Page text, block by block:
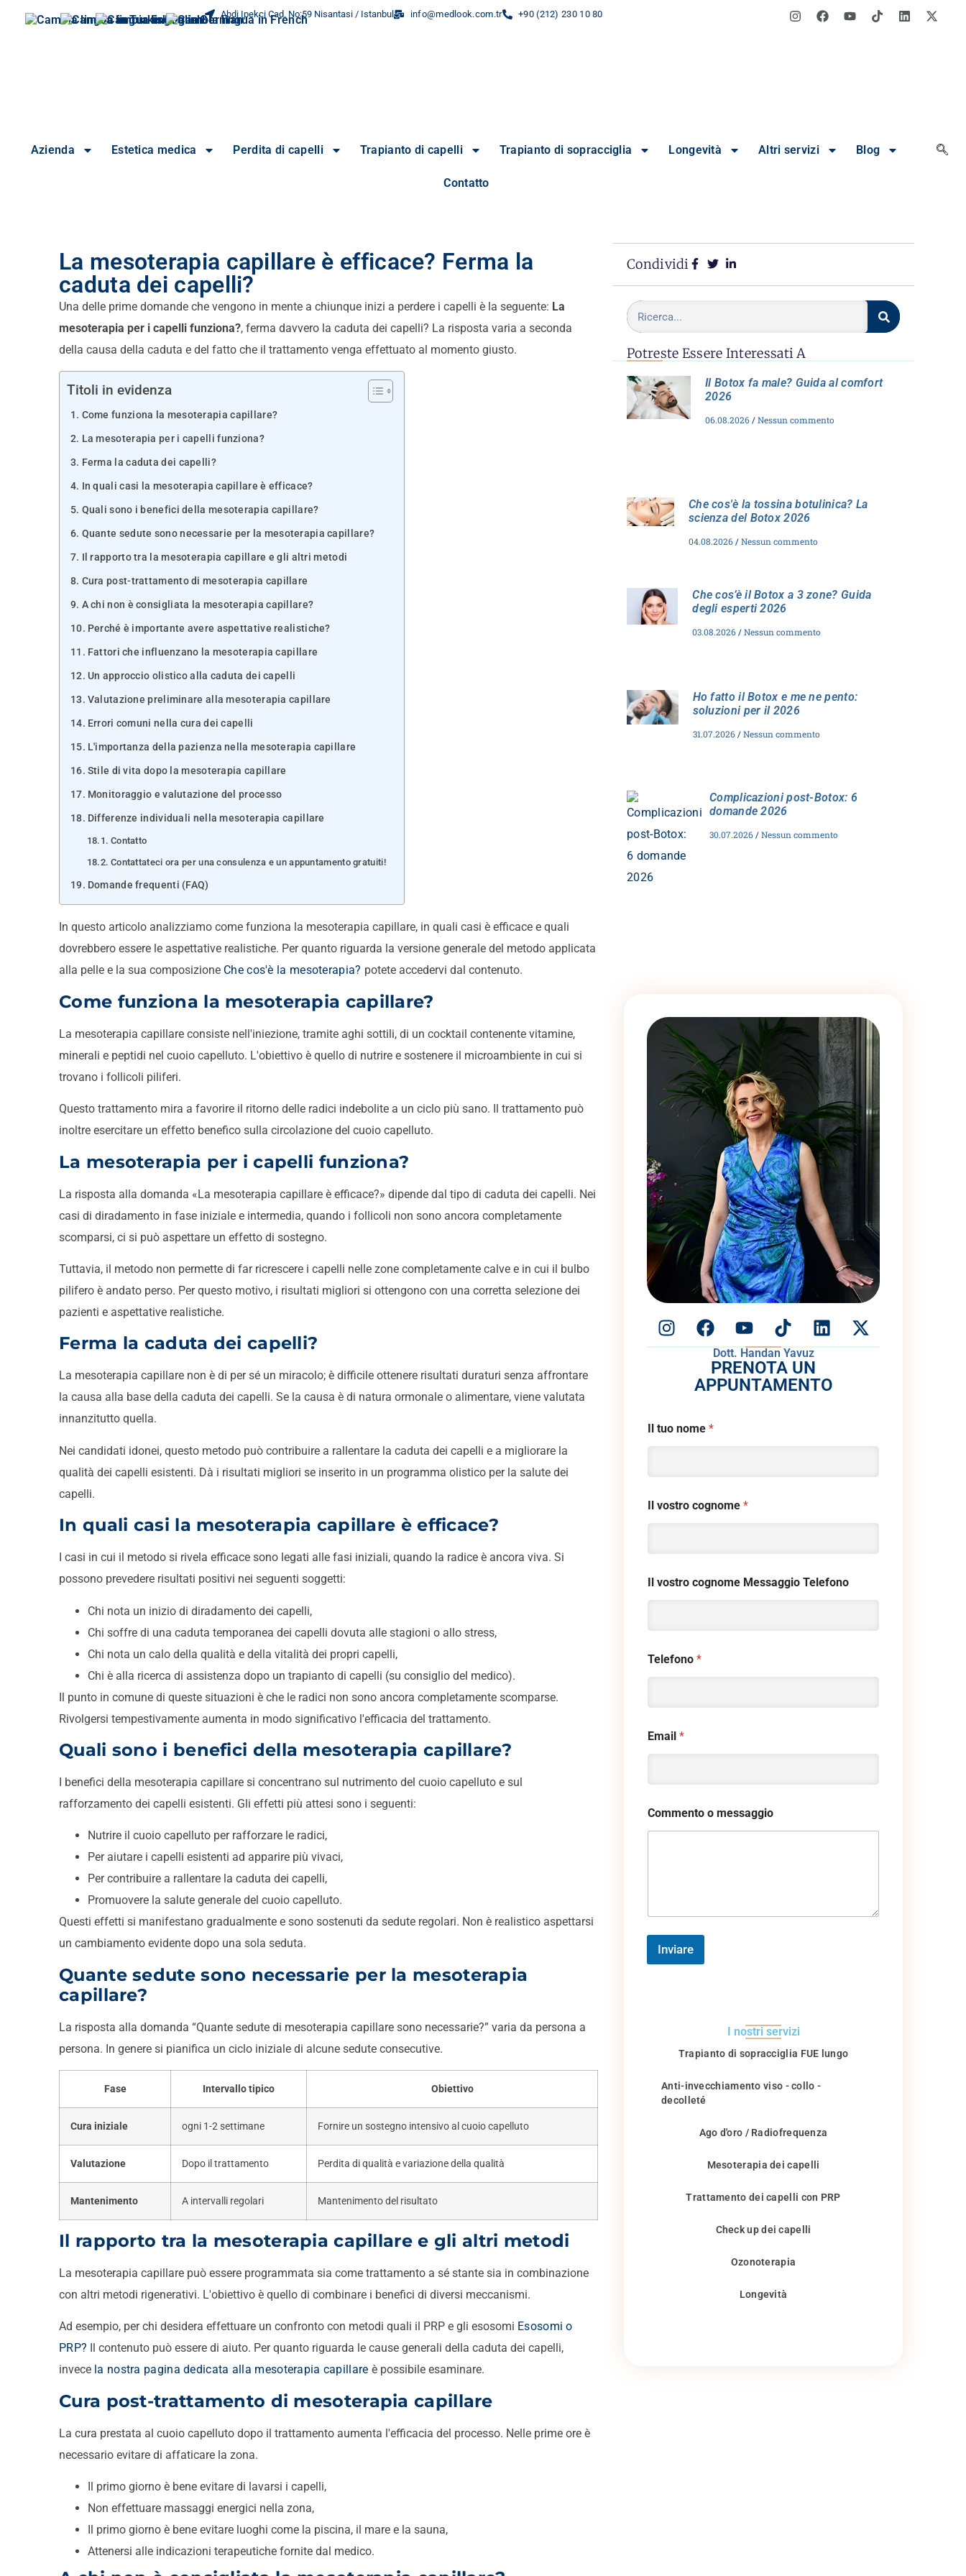
Abdi Ipekci Cad. No:59 Nisantasi / Istanbul info@medlook.com.tr +90 (212) 230 10 80
Azienda Estetica medica Perdita di capelli Trapianto di capelli Trapianto di sopracciglia Longevità Altri servizi Blog
Contatto
La mesoterapia capillare è efficace? Ferma la
caduta dei capelli?
Una delle prime domande che vengono in mente a chiunque inizi a perdere i capelli è la seguente: La
mesoterapia per i capelli funziona?, ferma davvero la caduta dei capelli? La risposta varia a seconda
della causa della caduta e del fatto che il trattamento venga effettuato al momento giusto.
Titoli in evidenza
Come funziona la mesoterapia capillare?
La mesoterapia per i capelli funziona?
Ferma la caduta dei capelli?
In quali casi la mesoterapia capillare è efficace?
Quali sono i benefici della mesoterapia capillare?
Quante sedute sono necessarie per la mesoterapia capillare?
Il rapporto tra la mesoterapia capillare e gli altri metodi
Cura post-trattamento di mesoterapia capillare
A chi non è consigliata la mesoterapia capillare?
Perché è importante avere aspettative realistiche?
Fattori che influenzano la mesoterapia capillare
Un approccio olistico alla caduta dei capelli
Valutazione preliminare alla mesoterapia capillare
Errori comuni nella cura dei capelli
L'importanza della pazienza nella mesoterapia capillare
Stile di vita dopo la mesoterapia capillare
Monitoraggio e valutazione del processo
Differenze individuali nella mesoterapia capillare
Contatto
Contattateci ora per una consulenza e un appuntamento gratuiti!
Domande frequenti (FAQ)
In questo articolo analizziamo come funziona la mesoterapia capillare, in quali casi è efficace e quali
dovrebbero essere le aspettative realistiche. Per quanto riguarda la versione generale del metodo applicata
alla pelle e la sua composizione Che cos'è la mesoterapia? potete accedervi dal contenuto.
Come funziona la mesoterapia capillare?
La mesoterapia capillare consiste nell'iniezione, tramite aghi sottili, di un cocktail contenente vitamine,
minerali e peptidi nel cuoio capelluto. L'obiettivo è quello di nutrire e sostenere il microambiente in cui si
trovano i follicoli piliferi.
Questo trattamento mira a favorire il ritorno delle radici indebolite a un ciclo più sano. Il trattamento può
inoltre esercitare un effetto benefico sulla circolazione del cuoio capelluto.
La mesoterapia per i capelli funziona?
La risposta alla domanda «La mesoterapia capillare è efficace?» dipende dal tipo di caduta dei capelli. Nei
casi di diradamento in fase iniziale e intermedia, quando i follicoli non sono ancora completamente
scomparsi, ci si può aspettare un effetto di sostegno.
Tuttavia, il metodo non permette di far ricrescere i capelli nelle zone completamente calve e in cui il bulbo
pilifero è andato perso. Per questo motivo, i risultati migliori si ottengono con una corretta selezione dei
pazienti e aspettative realistiche.
Ferma la caduta dei capelli?
La mesoterapia capillare non è di per sé un miracolo; è difficile ottenere risultati duraturi senza affrontare
la causa alla base della caduta dei capelli. Se la causa è di natura ormonale o alimentare, viene valutata
innanzitutto quella.
Nei candidati idonei, questo metodo può contribuire a rallentare la caduta dei capelli e a migliorare la
qualità dei capelli esistenti. Dà i risultati migliori se inserito in un programma olistico per la salute dei
capelli.
In quali casi la mesoterapia capillare è efficace?
I casi in cui il metodo si rivela efficace sono legati alle fasi iniziali, quando la radice è ancora viva. Si
possono prevedere risultati positivi nei seguenti soggetti:
Chi nota un inizio di diradamento dei capelli,
Chi soffre di una caduta temporanea dei capelli dovuta alle stagioni o allo stress,
Chi nota un calo della qualità e della vitalità dei propri capelli,
Chi è alla ricerca di assistenza dopo un trapianto di capelli (su consiglio del medico).
Il punto in comune di queste situazioni è che le radici non sono ancora completamente scomparse.
Rivolgersi tempestivamente aumenta in modo significativo l'efficacia del trattamento.
Quali sono i benefici della mesoterapia capillare?
I benefici della mesoterapia capillare si concentrano sul nutrimento del cuoio capelluto e sul
rafforzamento dei capelli esistenti. Gli effetti più attesi sono i seguenti:
Nutrire il cuoio capelluto per rafforzare le radici,
Per aiutare i capelli esistenti ad apparire più vivaci,
Per contribuire a rallentare la caduta dei capelli,
Promuovere la salute generale del cuoio capelluto.
Questi effetti si manifestano gradualmente e sono sostenuti da sedute regolari. Non è realistico aspettarsi
un cambiamento evidente dopo una sola seduta.
Quante sedute sono necessarie per la mesoterapia
capillare?
La risposta alla domanda “Quante sedute di mesoterapia capillare sono necessarie?” varia da persona a
persona. In genere si pianifica un ciclo iniziale di alcune sedute consecutive.
Fase Intervallo tipico Obiettivo
Cura iniziale ogni 1-2 settimane Fornire un sostegno intensivo al cuoio capelluto
Valutazione Dopo il trattamento Perdita di qualità e variazione della qualità
Mantenimento A intervalli regolari Mantenimento del risultato
Il rapporto tra la mesoterapia capillare e gli altri metodi
La mesoterapia capillare può essere programmata sia come trattamento a sé stante sia in combinazione
con altri metodi rigenerativi. L'obiettivo è quello di combinare i benefici di diversi meccanismi.
Ad esempio, per chi desidera effettuare un confronto con metodi quali il PRP e gli esosomi Esosomi o
PRP? Il contenuto può essere di aiuto. Per quanto riguarda le cause generali della caduta dei capelli,
invece la nostra pagina dedicata alla mesoterapia capillare è possibile esaminare.
Cura post-trattamento di mesoterapia capillare
La cura prestata al cuoio capelluto dopo il trattamento aumenta l'efficacia del processo. Nelle prime ore è
necessario evitare di affaticare la zona.
Il primo giorno è bene evitare di lavarsi i capelli,
Non effettuare massaggi energici nella zona,
Il primo giorno è bene evitare luoghi come la piscina, il mare e la sauna,
Attenersi alle indicazioni terapeutiche fornite dal medico.
Condividi
Potreste Essere Interessati A
Il Botox fa male? Guida al comfort
2026
06.08.2026 Nessun commento
Che cos'è la tossina botulinica? La
scienza del Botox 2026
04.08.2026 Nessun commento
Che cos’è il Botox a 3 zone? Guida
degli esperti 2026
03.08.2026 Nessun commento
Ho fatto il Botox e me ne pento:
soluzioni per il 2026
31.07.2026 Nessun commento
Complicazioni post-Botox: 6
domande 2026
30.07.2026 Nessun commento
Dott. Handan Yavuz
PRENOTA UN
APPUNTAMENTO
Il tuo nome *
Il vostro cognome *
Il vostro cognome Messaggio Telefono
Telefono *
Email *
Commento o messaggio
Inviare
I nostri servizi
Trapianto di sopracciglia FUE lungo
Anti-invecchiamento viso - collo -
decolleté
Ago d'oro / Radiofrequenza
Mesoterapia dei capelli
Trattamento dei capelli con PRP
Check up dei capelli
Ozonoterapia
Longevità